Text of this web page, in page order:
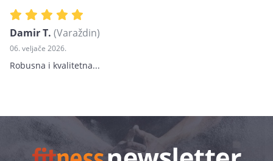
Damir T. (Varaždin)
06. veljače 2026.
Robusna i kvalitetna...